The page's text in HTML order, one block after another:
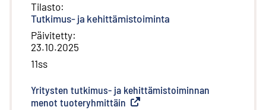
Tilasto:
Tutkimus- ja kehittämistoiminta
Päivitetty:
23.10.2025
11ss
Yritysten tutkimus- ja kehittämistoiminnan
menot tuoteryhmittäin Ulkoinen linkki